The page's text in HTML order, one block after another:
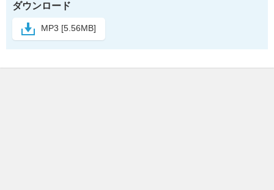
ダウンロード
MP3 [5.56MB]